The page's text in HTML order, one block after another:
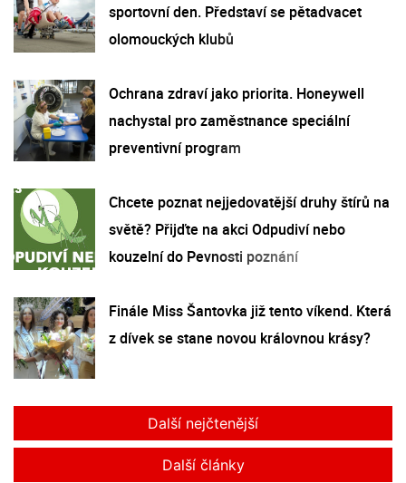
sportovní den. Představí se pětadvacet
olomouckých klubů
Ochrana zdraví jako priorita. Honeywell
nachystal pro zaměstnance speciální
preventivní program
Chcete poznat nejjedovatější druhy štírů na
světě? Přijďte na akci Odpudiví nebo
kouzelní do Pevnosti poznání
Finále Miss Šantovka již tento víkend. Která
z dívek se stane novou královnou krásy?
Další nejčtenější
Další články